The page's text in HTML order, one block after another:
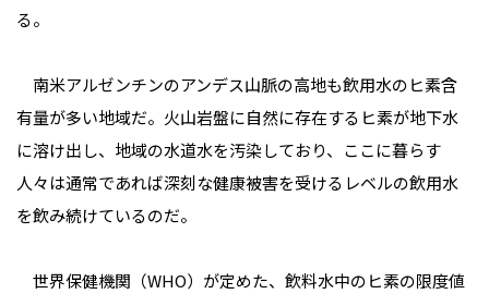
る。
南米アルゼンチンのアンデス山脈の高地も飲用水のヒ素含
有量が多い地域だ。火山岩盤に自然に存在するヒ素が地下水
に溶け出し、地域の水道水を汚染しており、ここに暮らす
人々は通常であれば深刻な健康被害を受けるレベルの飲用水
を飲み続けているのだ。
世界保健機関（WHO）が定めた、飲料水中のヒ素の限度値